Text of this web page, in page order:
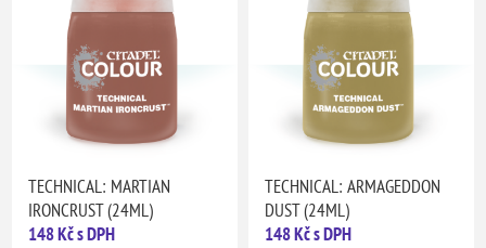
TECHNICAL: MARTIAN
IRONCRUST (24ML)
148 Kč s DPH
TECHNICAL: ARMAGEDDON
DUST (24ML)
148 Kč s DPH